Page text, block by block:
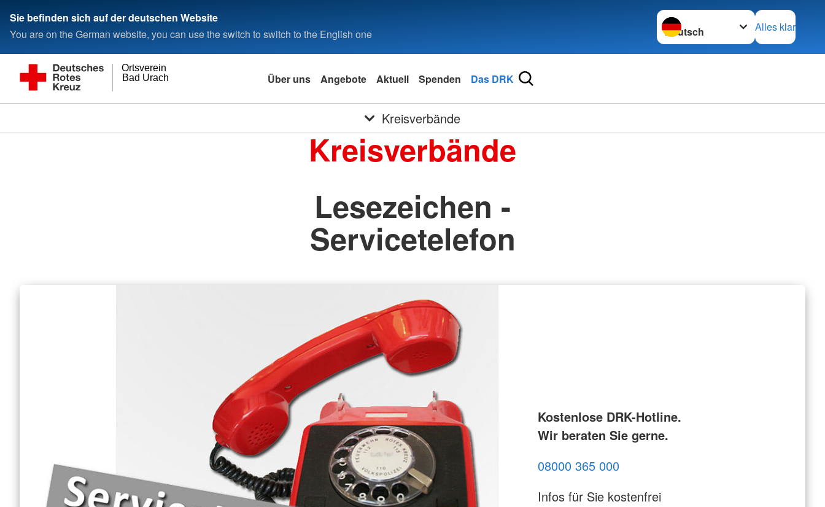
Sie befinden sich auf der deutschen Website
You are on the German website, you can use the switch to switch to the English one
Sprache wechseln zu
Alles klar
Bad Urach
Ortsverein
Über uns Angebote Aktuell Spenden Das DRK
Kreisverbände
Kreisverbände
Lesezeichen -
Servicetelefon
Kostenlose DRK-Hotline.
Wir beraten Sie gerne.
08000 365 000
Infos für Sie kostenfrei